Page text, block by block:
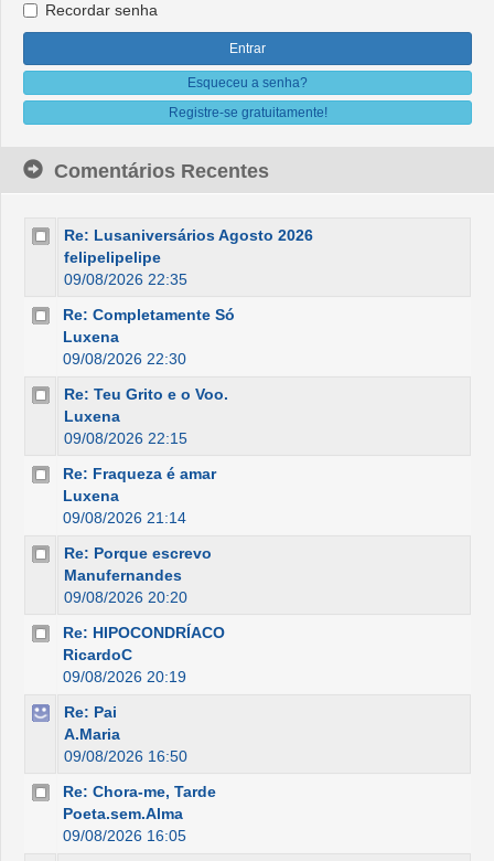
Recordar senha
Esqueceu a senha?
Registre-se gratuitamente!
Comentários Recentes
Re: Lusaniversários Agosto 2026
felipelipelipe
09/08/2026 22:35
Re: Completamente Só
Luxena
09/08/2026 22:30
Re: Teu Grito e o Voo.
Luxena
09/08/2026 22:15
Re: Fraqueza é amar
Luxena
09/08/2026 21:14
Re: Porque escrevo
Manufernandes
09/08/2026 20:20
Re: HIPOCONDRÍACO
RicardoC
09/08/2026 20:19
Re: Pai
A.Maria
09/08/2026 16:50
Re: Chora-me, Tarde
Poeta.sem.Alma
09/08/2026 16:05